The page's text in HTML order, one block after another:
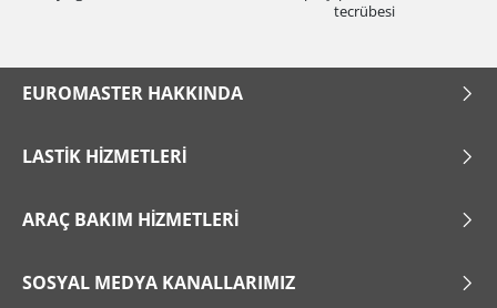
tecrübesi
EUROMASTER HAKKINDA
LASTIK HIZMETLERI
ARAÇ BAKIM HIZMETLERI
SOSYAL MEDYA KANALLARIMIZ